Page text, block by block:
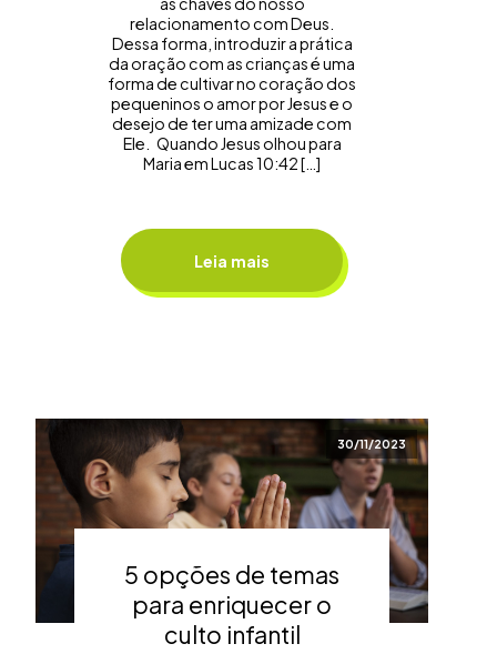
relacionamento com Deus.
Dessa forma, introduzir a prática
da oração com as crianças é uma
forma de cultivar no coração dos
pequeninos o amor por Jesus e o
desejo de ter uma amizade com
Ele. Quando Jesus olhou para
Maria em Lucas 10:42 […]
Leia mais
30/11/2023
5 opções de temas
para enriquecer o
culto infantil